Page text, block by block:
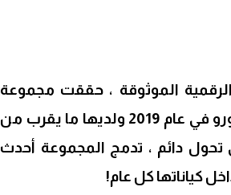
الموثوقة ، حققت مجموعة
Docaposte حجم مبيعات قدره 700 مليون يورو في عام 2019 ولديها ما يقرب من
دائم ، تدمج المجموعة أحدث
كياناتها كل عام!